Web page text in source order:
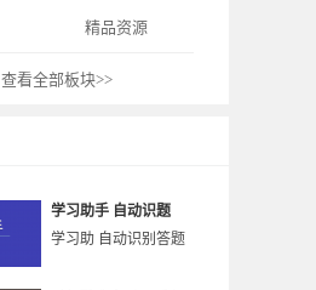
精品资源
查看全部板块>>
学习助手 自动识题
学习助 自动识别答题